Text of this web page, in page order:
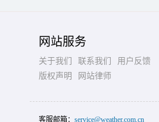
网站服务
关于我们 联系我们
用户反馈
版权声明
网站律师
客服邮箱： service@weather.com.cn